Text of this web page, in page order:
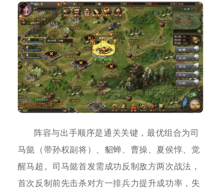
阵容与出手顺序是通关关键，最优组合为司
马懿（带孙权副将）、貂蝉、曹操、夏侯惇、觉
醒马超。司马懿首发需成功反制敌方两次战法，
首次反制前先击杀对方一排兵力提升成功率，失